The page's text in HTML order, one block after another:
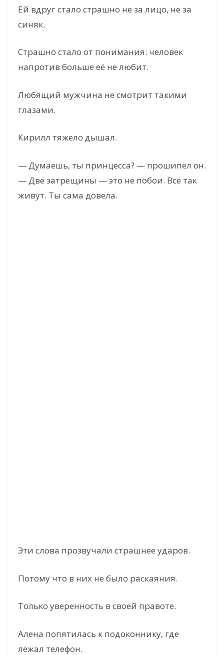
Ей вдруг стало страшно не за лицо, не за
синяк.
Страшно стало от понимания: человек
напротив больше её не любит.
Любящий мужчина не смотрит такими
глазами.
Кирилл тяжело дышал.
— Думаешь, ты принцесса? — прошипел он.
— Две затрещины — это не побои. Все так
живут. Ты сама довела.
Эти слова прозвучали страшнее ударов.
Потому что в них не было раскаяния.
Только уверенность в своей правоте.
Алена попятилась к подоконнику, где
лежал телефон.